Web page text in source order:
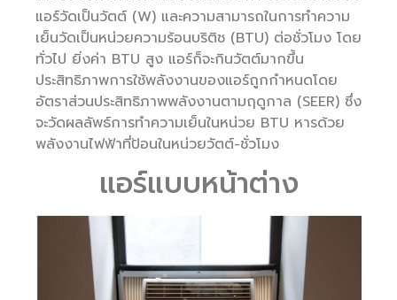
แอร์วัดเป็นวัตต์ (W) และความสามารถในการทำความ
เย็นวัดเป็นหน่วยความร้อนบริติช (BTU) ต่อชั่วโมง โดย
ทั่วไป ยิ่งค่า BTU สูง แอร์ก็จะกินวัตต์มากขึ้น
ประสิทธิภาพการใช้พลังงานของแอร์ถูกกำหนดโดย
อัตราส่วนประสิทธิภาพพลังงานตามฤดูกาล (SEER) ซึ่ง
จะวัดผลลัพธ์การทำความเย็นในหน่วย BTU หารด้วย
พลังงานไฟฟ้าที่ป้อนในหน่วยวัตต์-ชั่วโมง
แอร์แบบหน้าต่าง